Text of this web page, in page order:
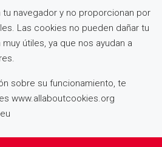
navegador y no proporcionan por
Las cookies no pueden dañar tu
útiles, ya que nos ayudan a
sobre su funcionamiento, te
www.allaboutcookies.org